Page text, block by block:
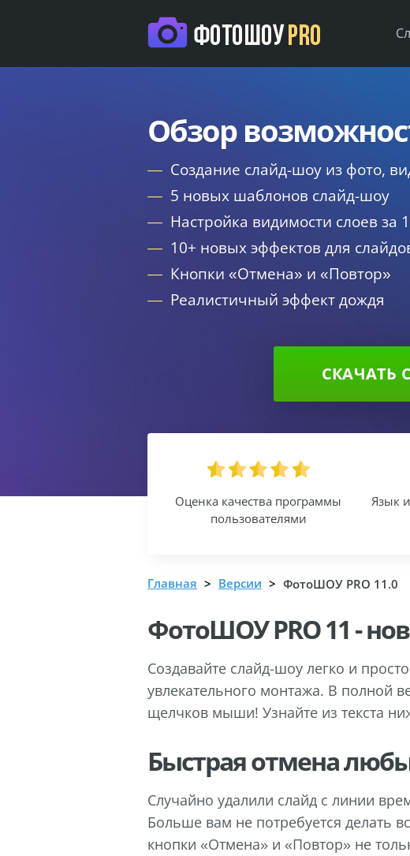
Обзор
— Создание слайд-шоу из фото,
— 5 новых шаблонов слайд-шоу
— Настройка видимости слоев за
— 10+ новых эффектов для
— Кнопки «Отмена» и «Повтор»
— Реалистичный эффект дождя
СКАЧАТЬ
Оценка качества программы
пользователями
Язык
Главная Версии ФотоШОУ PRO 11.0
ФотоШОУ PRO 11 -
Создавайте слайд-шоу легко и
увлекательного монтажа. В полной
щелчков мыши! Узнайте из текста
Быстрая отмена
Случайно удалили слайд с линии
Больше вам не потребуется делать
кнопки «Отмена» и «Повтор» не